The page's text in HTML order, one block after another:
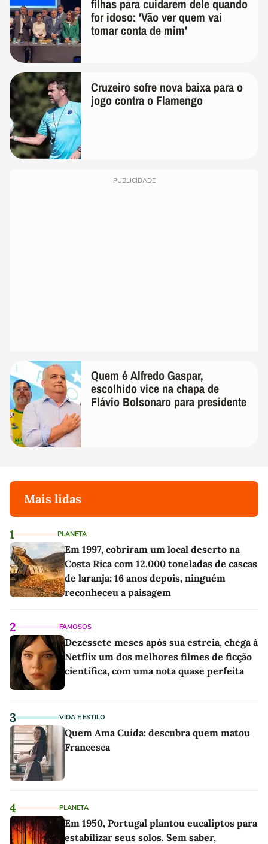
filhas para cuidarem dele quando
for idoso: 'Vão ver quem vai
tomar conta de mim'
Cruzeiro sofre nova baixa para o
jogo contra o Flamengo
PUBLICIDADE
Quem é Alfredo Gaspar,
escolhido vice na chapa de
Flávio Bolsonaro para presidente
Mais lidas
1 PLANETA
Em 1997, cobriram um local deserto na
Costa Rica com 12.000 toneladas de cascas
de laranja; 16 anos depois, ninguém
reconheceu a paisagem
2 FAMOSOS
Dezessete meses após sua estreia, chega à
Netflix um dos melhores filmes de ficção
científica, com uma nota quase perfeita
3 VIDA E ESTILO
Quem Ama Cuida: descubra quem matou
Francesca
4 PLANETA
Em 1950, Portugal plantou eucaliptos para
estabilizar seus solos. Sem saber,